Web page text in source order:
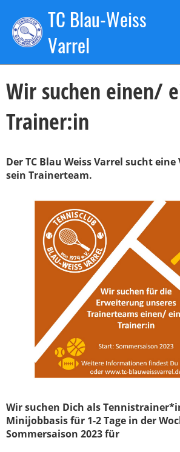
TC Blau-Weiss
Varrel
Zurück
, Sanchez de la Torre Nicolas
Wir suchen einen/
Trainer:in
Der TC Blau Weiss Varrel sucht
sein Trainerteam.
Wir suchen Dich als
Minijobbasis für 1-2 Tage in der
Sommersaison 2023 für